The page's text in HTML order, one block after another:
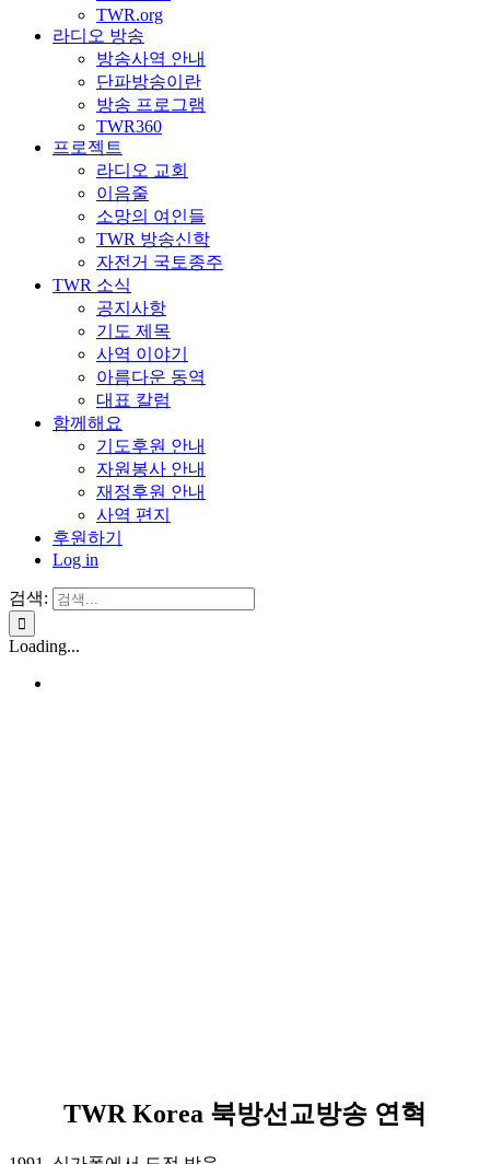
TWR.org
라디오 방송
방송사역 안내
단파방송이란
방송 프로그램
TWR360
프로젝트
라디오 교회
이음줄
소망의 여인들
TWR 방송신학
자전거 국토종주
TWR 소식
공지사항
기도 제목
사역 이야기
아름다운 동역
대표 칼럼
함께해요
기도후원 안내
자원봉사 안내
재정후원 안내
사역 편지
후원하기
Log in
검색:
Loading...
TWR Korea 북방선교방송 연혁